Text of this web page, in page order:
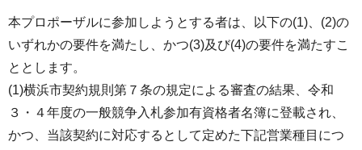
本プロポーザルに参加しようとする者は、以下の(1)、(2)の
いずれかの要件を満たし、かつ(3)及び(4)の要件を満たすこ
ととします。
(1)横浜市契約規則第７条の規定による審査の結果、令和
３・４年度の一般競争入札参加有資格者名簿に登載され、
かつ、当該契約に対応するとして定めた下記営業種目につ